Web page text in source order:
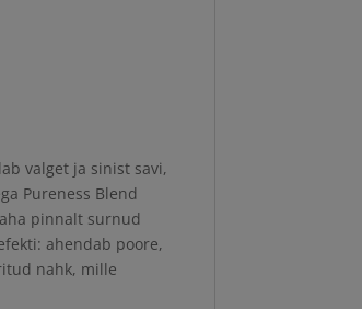
valget ja sinist savi,
Pureness Blend
pinnalt surnud
ahendab poore,
nahk, mille